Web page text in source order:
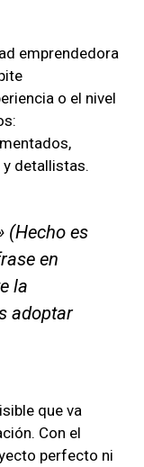
emprendedora
o el nivel
detallistas.
(Hecho es
en
la
adoptar
que va
Con el
perfecto ni